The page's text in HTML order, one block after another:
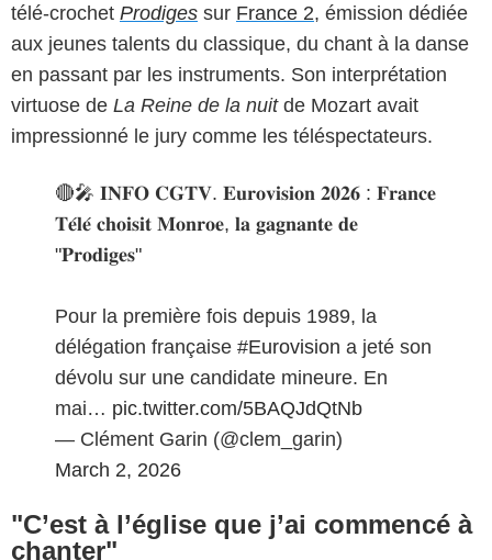
télé-crochet Prodiges sur France 2, émission dédiée
aux jeunes talents du classique, du chant à la danse
en passant par les instruments. Son interprétation
virtuose de La Reine de la nuitde Mozart avait
impressionné le jury comme les téléspectateurs.
🔴🎤 𝐈𝐍𝐅𝐎 𝐂𝐆𝐓𝐕. 𝐄𝐮𝐫𝐨𝐯𝐢𝐬𝐢𝐨𝐧 𝟐𝟎𝟐𝟔 : 𝐅𝐫𝐚𝐧𝐜𝐞
𝐓𝐞́𝐥𝐞́ 𝐜𝐡𝐨𝐢𝐬𝐢𝐭 𝐌𝐨𝐧𝐫𝐨𝐞, 𝐥𝐚 𝐠𝐚𝐠𝐧𝐚𝐧𝐭𝐞 𝐝𝐞
"𝐏𝐫𝐨𝐝𝐢𝐠𝐞𝐬"
Pour la première fois depuis 1989, la
délégation française #Eurovision a jeté son
dévolu sur une candidate mineure. En
mai… pic.twitter.com/5BAQJdQtNb
— Clément Garin (@clem_garin)
March 2, 2026
"C’est à l’église que j’ai commencé à
chanter"